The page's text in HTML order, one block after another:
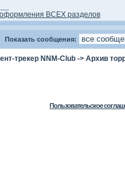
ВСЕХ разделов
Показать сообщения:
трекер NNM-Club -> Архив
Пользовательское